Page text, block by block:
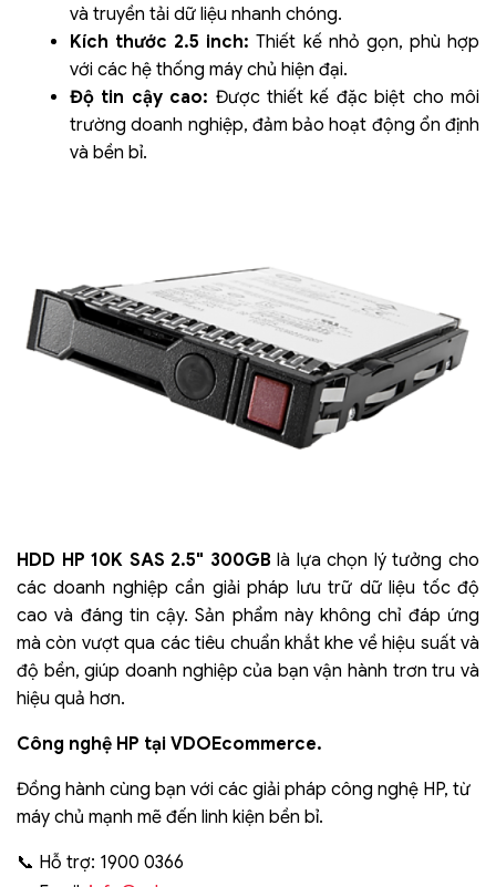
và truyền tải dữ liệu nhanh chóng.
Kích thước 2.5 inch:Thiết kế nhỏ gọn, phù hợp
với các hệ thống máy chủ hiện đại.
Độ tin cậy cao: Được thiết kế đặc biệt cho môi
trường doanh nghiệp, đảm bảo hoạt động ổn định
và bền bỉ.
HDD HP 10K SAS 2.5" 300GBlà lựa chọn lý tưởng cho
các doanh nghiệp cần giải pháp lưu trữ dữ liệu tốc độ
cao và đáng tin cậy. Sản phẩm này không chỉ đáp ứng
mà còn vượt qua các tiêu chuẩn khắt khe về hiệu suất và
độ bền, giúp doanh nghiệp của bạn vận hành trơn tru và
hiệu quả hơn.
Công nghệ HP tại VDOEcommerce.
Đồng hành cùng bạn với các giải pháp công nghệ HP, từ
máy chủ mạnh mẽ đến linh kiện bền bỉ.
📞 Hỗ trợ: 1900 0366